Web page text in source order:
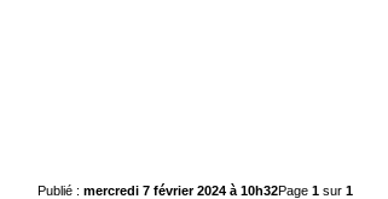
Page 1sur 1
Publié : mercredi 7 février 2024 à 10h32